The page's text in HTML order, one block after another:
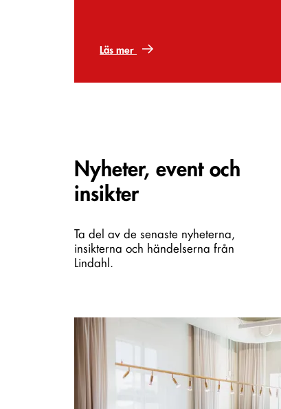
Läs mer
Carousel items
Nyheter, event och
insikter
Ta del av de senaste nyheterna,
insikterna och händelserna från
Lindahl.